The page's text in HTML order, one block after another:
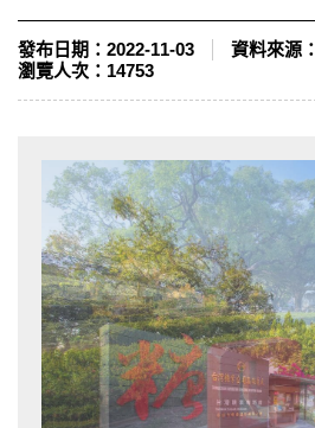
發布日期： 2022-11-03 資料來源：
瀏覽人次： 14753